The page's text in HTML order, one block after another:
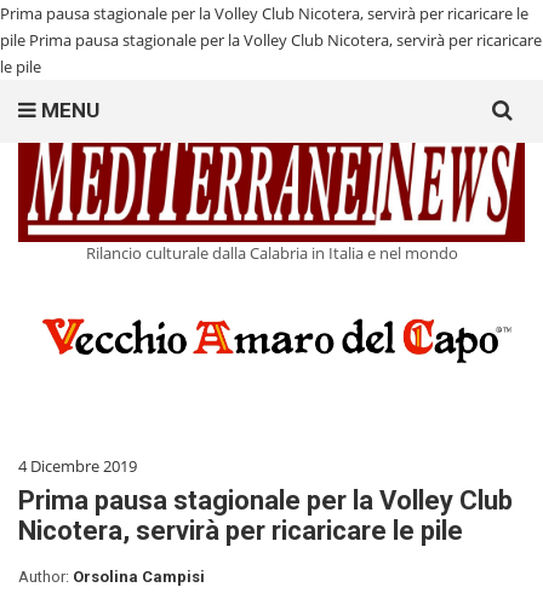
Prima pausa stagionale per la Volley Club Nicotera, servirà per ricaricare le
pile Prima pausa stagionale per la Volley Club Nicotera, servirà per ricaricare
le pile
Rilancio culturale dalla Calabria in Italia e nel mondo
MENU
for:
4 Dicembre 2019
Prima pausa stagionale per la Volley Club
Nicotera, servirà per ricaricare le pile
Author: Orsolina Campisi